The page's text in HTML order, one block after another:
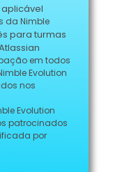
da Nimble
para turmas
em todos
Evolution
nos
Evolution
patrocinados
por